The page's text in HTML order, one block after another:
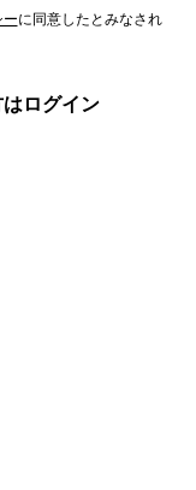
に同意したとみなされ
ログイン